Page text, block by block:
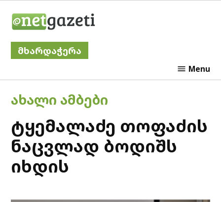
მხარდაჭერა
Menu
POSTED
ᲐᲮᲐᲚᲘ ᲐᲛᲑᲔᲑᲘ
ტყემალაძე თოფაძის
ნაცვლად ბოდიშს
იხდის